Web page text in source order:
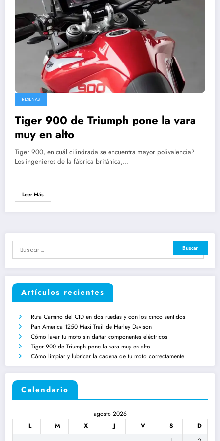
RESEÑAS
Tiger 900 de Triumph pone la vara
muy en alto
Tiger 900, en cuál cilindrada se encuentra mayor polivalencia?
Los ingenieros de la fábrica británica,…
Leer Más
Artículos recientes
Ruta Camino del CID en dos ruedas y con los cinco sentidos
Pan America 1250 Maxi Trail de Harley Davison
Cómo lavar tu moto sin dañar componentes eléctricos
Tiger 900 de Triumph pone la vara muy en alto
Cómo limpiar y lubricar la cadena de tu moto correctamente
Calendario
agosto 2026
L
M X J V S
D